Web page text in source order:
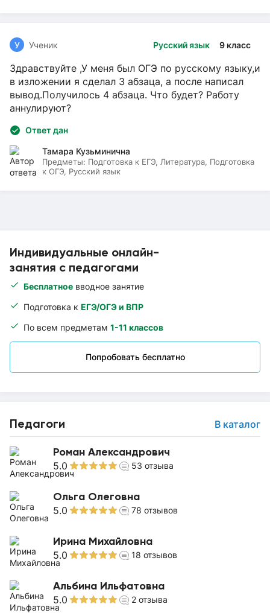
Индивидуальные онлайн-
занятия с педагогами
Бесплатное вводное занятие
Подготовка к ЕГЭ/ОГЭ и ВПР
По всем предметам 1-11 классов
Попробовать бесплатно
Педагоги В каталог
Роман Александрович
5.0 53 отзыва
Ольга Олеговна
5.0 78 отзывов
Ирина Михайловна
5.0 18 отзывов
Альбина Ильфатовна
5.0 2 отзыва
Русский язык 9 класс
У Ученик
Здравствуйте ,У меня был ОГЭ по русскому языку,и
в изложении я сделал 3 абзаца, а после написал
вывод.Получилось 4 абзаца. Что будет? Работу
аннулируют?
Ответ дан
Тамара Кузьминична
Предметы: Подготовка к ЕГЭ, Литература, Подготовка
к ОГЭ, Русский язык